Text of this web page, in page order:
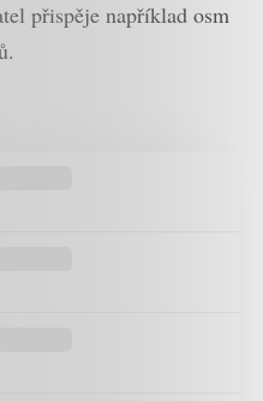
přispěje například osm